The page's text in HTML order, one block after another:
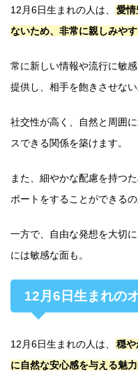
12月6日生まれの人は、
愛情
ないため、非常に親しみや
常に新しい情報や流行に敏
提供し、相手を飽きさせな
社交性が高く、自然と周囲
スできる関係を築けます。
また、細やかな配慮を持つ
ポートをすることができるの
一方で、自由な発想を大切
には敏感な面も。
12月6日生まれの
12月6日生まれの人は、
穏や
に自然な安心感を与える魅